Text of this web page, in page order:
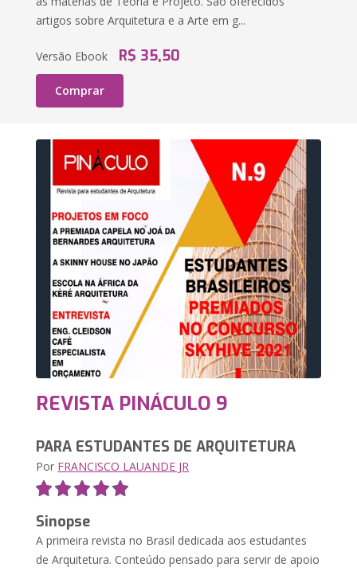
artigos sobre Arquitetura e a Arte em g...
Versão Ebook R$ 35,50
Comprar
REVISTA PINÁCULO 9
PARA ESTUDANTES DE ARQUITETURA
Por FRANCISCO LAUANDE JR
Sinopse
A primeira revista no Brasil dedicada aos estudantes
de Arquitetura. Conteúdo pensado para servir de apoio